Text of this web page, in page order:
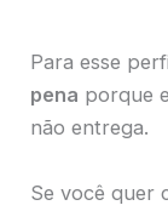
Para esse
pena porque
não entrega.
Se você quer